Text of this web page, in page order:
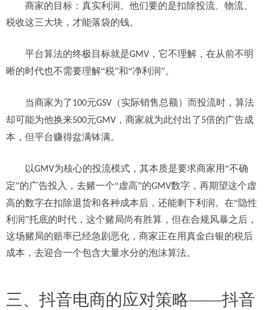
商家的目标：真实利润。他们要的是扣除投流、物流、
税收这三大块，才能落袋的钱。
平台算法的终极目标就是GMV ，它不理解，在从前不明
晰的时代也不需要理解“税”和“净利润”。
当商家为了100元GSV （实际销售总额）而投流时，算法
却可能为他换来500元GMV ，商家就为此付出了5倍的广告成
本，但平台赚得盆满钵满。
以GMV为核心的投流模式，其本质是要求商家用“不确
定”的广告投入，去赌一个“虚高”的GMV数字，再期望这个虚
高的数字在扣除退货和各种成本后，还能剩下利润。在“隐性
利润”托底的时代，这个赌局尚有胜算，但在合规风暴之后，
这场赌局的赔率已经急剧恶化，商家正在用真金白银的税后
成本，去迎合一个包含大量水分的泡沫算法。
三、 抖音电商的应对策略——抖音